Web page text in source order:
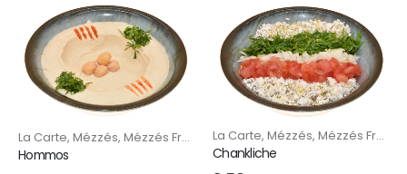
La Carte, Mézzés, Mézzés Froids
Hommos
La Carte, Mézzés, Mézzés Froids
Chankliche